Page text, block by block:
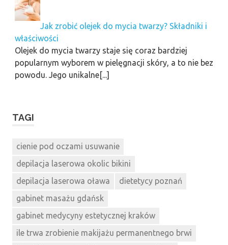
Jak zrobić olejek do mycia twarzy? Składniki i
właściwości
Olejek do mycia twarzy staje się coraz bardziej
popularnym wyborem w pielęgnacji skóry, a to nie bez
powodu. Jego unikalne[...]
TAGI
cienie pod oczami usuwanie
depilacja laserowa okolic bikini
depilacja laserowa oława
dietetycy poznań
gabinet masażu gdańsk
gabinet medycyny estetycznej kraków
ile trwa zrobienie makijażu permanentnego brwi